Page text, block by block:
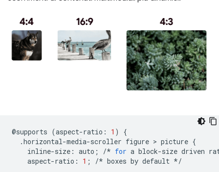
@supports (aspect-ratio : 1 )
{
.horizontal-media-scroller figure > picture {
inline-size : auto ; /* for a block-size driven
aspect-ratio : 1 ; /* boxes by default */